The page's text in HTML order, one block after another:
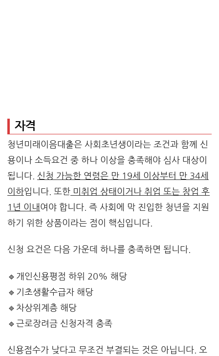
자격
청년미래이음대출은 사회초년생이라는 조건과 함께 신
용이나 소득요건 중 하나 이상을 충족해야 심사 대상이
됩니다. 신청 가능한 연령은 만 19세 이상부터 만 34세
이하입니다. 또한 미취업 상태이거나 취업 또는 창업 후
1년 이내 여야 합니다. 즉 사회에 막 진입한 청년을 지원
하기 위한 상품이라는 점이 핵심입니다.
신청 요건은 다음 가운데 하나를 충족하면 됩니다.
🔹개인신용평점 하위 20% 해당
🔹기초생활수급자 해당
🔹차상위계층 해당
🔹근로장려금 신청자격 충족
신용점수가 낮다고 무조건 부결되는 것은 아닙니다. 오